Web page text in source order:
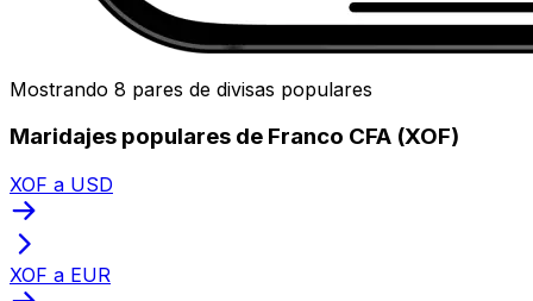
Mostrando 8 pares de divisas populares
Maridajes populares de Franco CFA (XOF)
XOF a USD
XOF a EUR